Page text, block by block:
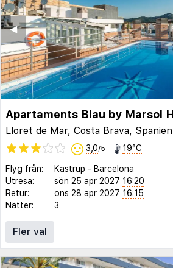
◀︎
Lloret de Mar, Costa Brava, Spanien
3,0/5 19°C
Flyg från: Kastrup - Barcelona
Utresa:
sön 25 apr 2027 16:20
Retur:
ons 28 apr 2027 16:15
Nätter:
3
Fler val